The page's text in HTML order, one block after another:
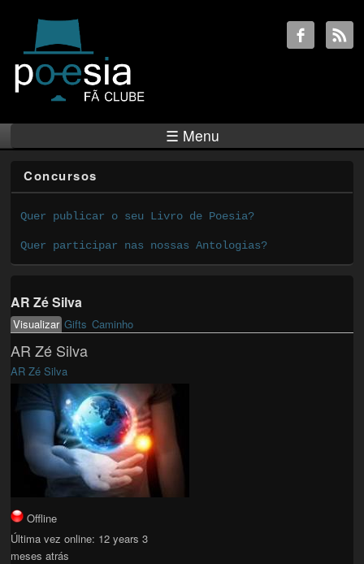
☰ Menu
Concursos
Quer publicar o seu Livro de Poesia?
Quer participar nas nossas Antologias?
AR Zé Silva
Primary tabs
Visualizar(active tab)
Gifts Caminho
AR Zé Silva
AR Zé Silva
Offline
Última vez online: 12 years 3
meses atrás